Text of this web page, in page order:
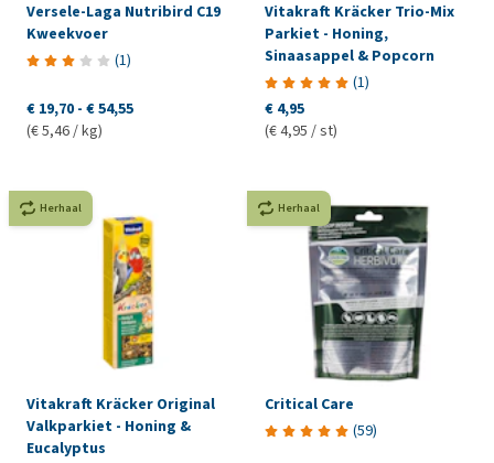
Versele-Laga Nutribird C19
Kweekvoer
(1)
€ 19,70 - € 54,55
(€ 5,46 / kg)
Vitakraft Kräcker Trio-Mix
Parkiet - Honing,
Sinaasappel & Popcorn
(1)
€ 4,95
(€ 4,95 / st)
Herhaal
Vitakraft Kräcker Original
Valkparkiet - Honing &
Eucalyptus
Herhaal
Critical Care
(59)